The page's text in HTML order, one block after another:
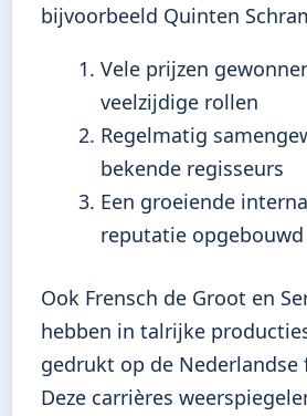
bijvoorbeeld Quinten
Vele prijzen
veelzijdige rollen
Regelmatig
bekende regisseurs
Een groeiende
reputatie opgebouwd
Ook Frensch de Groot en
hebben in talrijke
gedrukt op de
Deze carrières